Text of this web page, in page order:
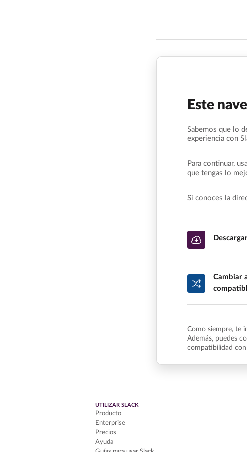
Este
Sabemos que lo
experiencia con
Para continuar,
que tengas lo
Si conoces la
Cambiar
Como siempre, te
Además, puedes
compatibilidad con
UTILIZAR SLACK
Producto
Enterprise
Precios
Ayuda